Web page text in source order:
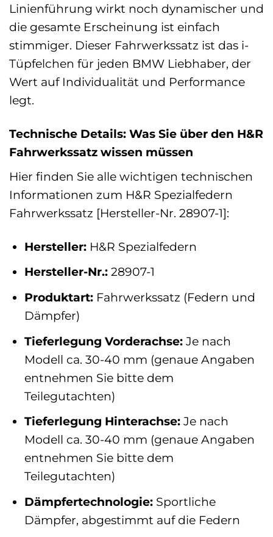
Linienführung wirkt noch dynamischer und
die gesamte Erscheinung ist einfach
stimmiger. Dieser Fahrwerkssatz ist das i-
Tüpfelchen für jeden BMW Liebhaber, der
Wert auf Individualität und Performance
legt.
Technische Details: Was Sie über den H&R
Fahrwerkssatz wissen müssen
Hier finden Sie alle wichtigen technischen
Informationen zum H&R Spezialfedern
Fahrwerkssatz [Hersteller-Nr. 28907-1]:
Hersteller:H&R Spezialfedern
Hersteller-Nr.:28907-1
Produktart:Fahrwerkssatz (Federn und
Dämpfer)
Tieferlegung Vorderachse:Je nach
Modell ca. 30-40 mm (genaue Angaben
entnehmen Sie bitte dem
Teilegutachten)
Tieferlegung Hinterachse:Je nach
Modell ca. 30-40 mm (genaue Angaben
entnehmen Sie bitte dem
Teilegutachten)
Dämpfertechnologie:Sportliche
Dämpfer, abgestimmt auf die Federn